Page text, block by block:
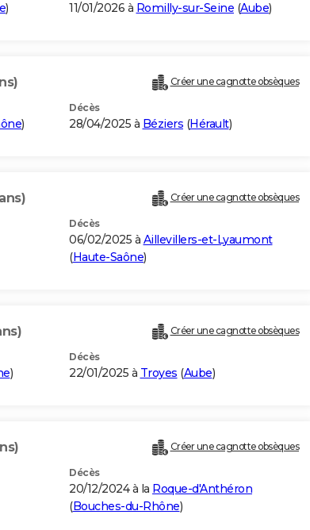
) 11/01/2026 à Romilly-sur-Seine (Aube)
Créer une cagnotte obsèques
)
Décès
28/04/2025 à Béziers (Hérault)
Créer une cagnotte obsèques
Décès
06/02/2025 à Aillevillers-et-Lyaumont
(Haute-Saône)
Créer une cagnotte obsèques
)
Décès
22/01/2025 à Troyes (Aube)
Créer une cagnotte obsèques
Décès
20/12/2024 à la Roque-d'Anthéron
(Bouches-du-Rhône)